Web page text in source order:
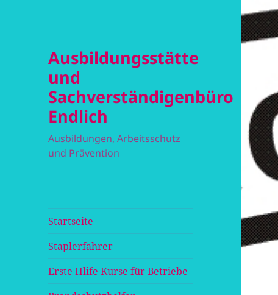
Ausbildungsstätte
und
Sachverständigenbüro
Endlich
Ausbildungen, Arbeitsschutz
und Prävention
Startseite
Staplerfahrer
Erste Hlife Kurse für Betriebe